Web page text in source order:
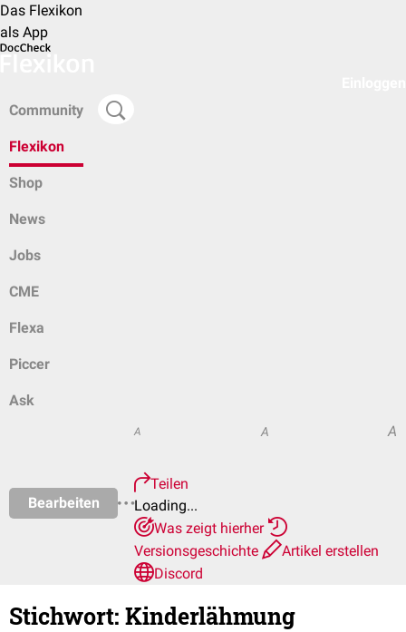
Das Flexikon
als App
Community
Flexikon
Shop
News
Jobs
CME
Flexa
Piccer
Ask
Bearbeiten
A A A
Teilen
Loading...
Was zeigt hierher
Versionsgeschichte
Artikel erstellen
Discord
Stichwort: Kinderlähmung